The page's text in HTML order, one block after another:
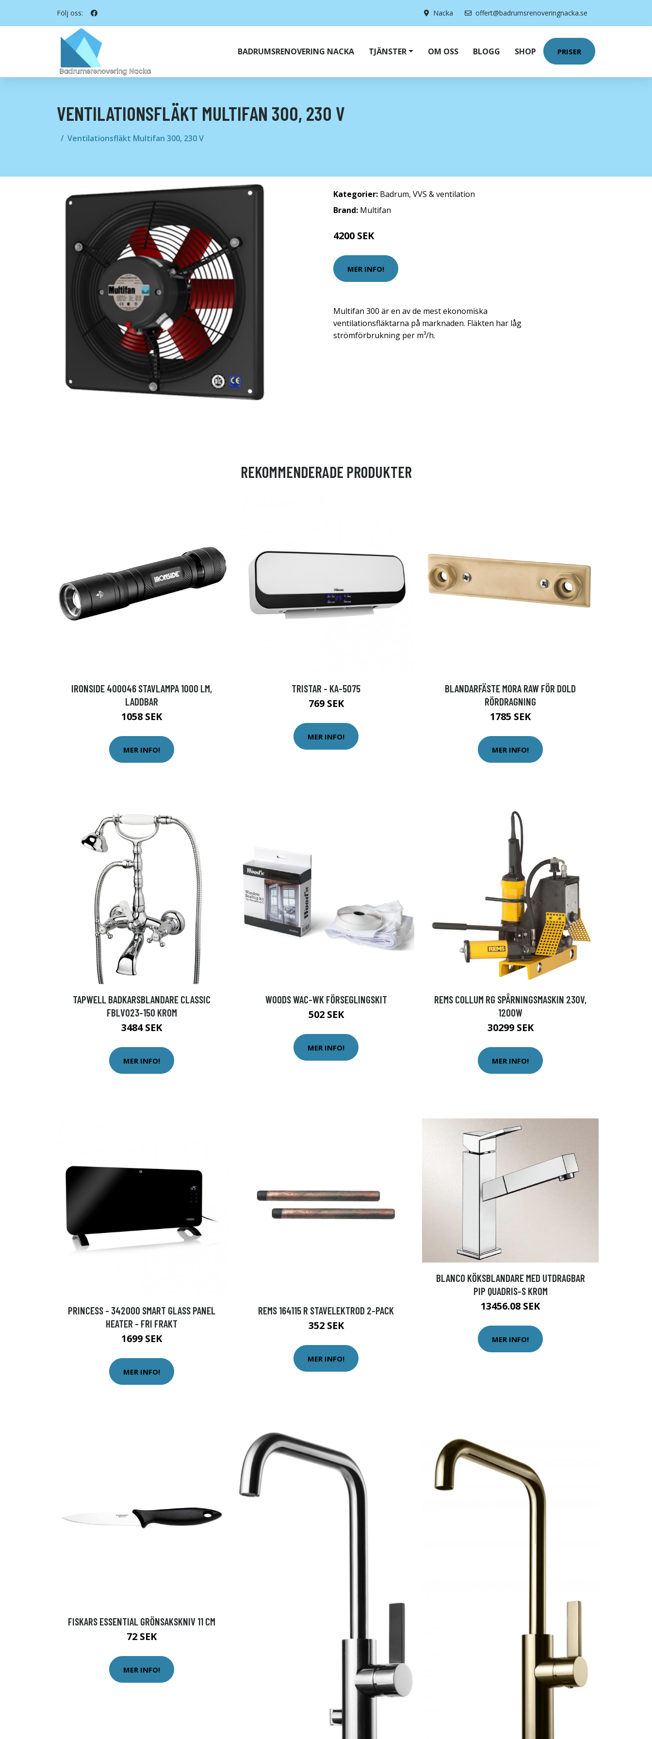
Följ oss: Nacka offert@badrumsrenoveringnacka.se
BADRUMSRENOVERING NACKA TJÄNSTER OM OSS BLOGG SHOP PRISER
VENTILATIONSFLÄKT MULTIFAN 300, 230 V
Ventilationsfläkt Multifan 300, 230 V
Kategorier: Badrum, VVS & ventilation
Brand: Multifan
4200 SEK
MER INFO!
Multifan 300 är en av de mest ekonomiska
ventilationsfläktarna på marknaden. Fläkten har låg
strömförbrukning per m³/h.
REKOMMENDERADE PRODUKTER
IRONSIDE 400046 STAVLAMPA 1000 LM,
LADDBAR
1058 SEK
MER INFO!
TRISTAR - KA-5075
769 SEK
MER INFO!
BLANDARFÄSTE MORA RAW FÖR DOLD
RÖRDRAGNING
1785 SEK
MER INFO!
TAPWELL BADKARSBLANDARE CLASSIC
FBLV023-150 KROM
3484 SEK
MER INFO!
WOODS WAC-WK FÖRSEGLINGSKIT
502 SEK
MER INFO!
REMS COLLUM RG SPÅRNINGSMASKIN 230V,
1200W
30299 SEK
MER INFO!
PRINCESS - 342000 SMART GLASS PANEL
HEATER - FRI FRAKT
1699 SEK
MER INFO!
REMS 164115 R STAVELEKTROD 2-PACK
352 SEK
MER INFO!
BLANCO KÖKSBLANDARE MED UTDRAGBAR
PIP QUADRIS-S KROM
13456.08 SEK
MER INFO!
FISKARS ESSENTIAL GRÖNSAKSKNIV 11 CM
72 SEK
MER INFO!